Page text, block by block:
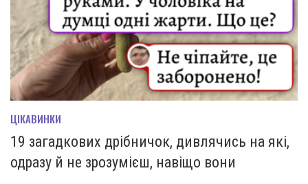
ЦІКАВИНКИ
19 загадкових дрібничок, дивлячись на які,
одразу й не зрозумієш, навіщо вони